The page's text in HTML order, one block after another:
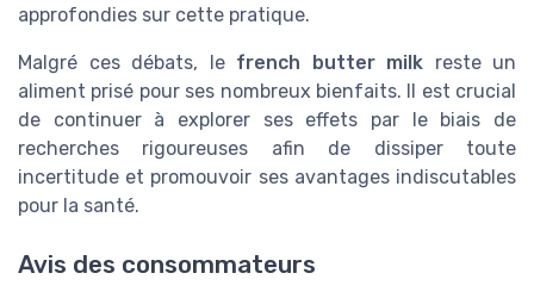
approfondies sur cette pratique.
Malgré ces débats, le french butter milk reste un
aliment prisé pour ses nombreux bienfaits. Il est crucial
de continuer à explorer ses effets par le biais de
recherches rigoureuses afin de dissiper toute
incertitude et promouvoir ses avantages indiscutables
pour la santé.
Avis des consommateurs